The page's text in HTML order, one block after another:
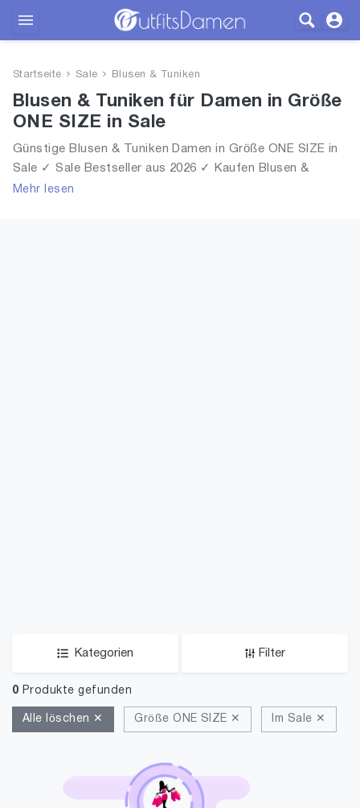
Bekleidung
Schuhe
Startseite Sale Blusen & Tuniken
Blusen & Tuniken für Damen in Größe
ONE SIZE in Sale
Günstige Blusen & Tuniken Damen in Größe ONE SIZE in
Sale ✓ Sale Bestseller aus 2026 ✓ Kaufen Blusen &
Tuniken für Frauen in Größe ONE SIZE in Sale!
Mehr lesen
Kategorien Filter
0 Produkte gefunden
Alle löschen ✕ Größe ONE SIZE ✕ Im Sale ✕